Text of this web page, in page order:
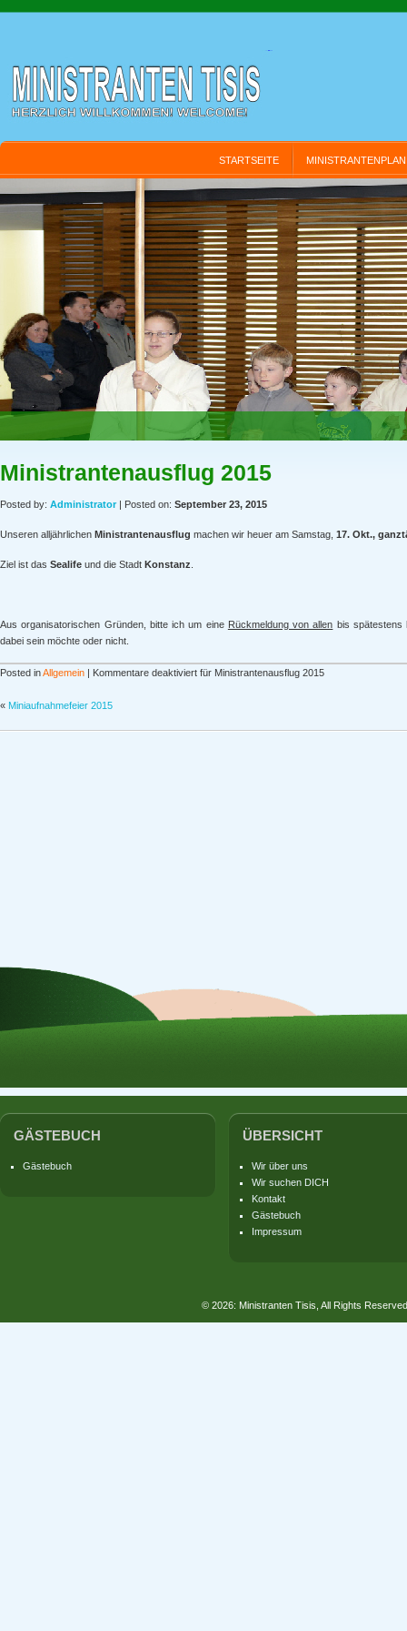
STARTSEITE MINISTRANTENPLAN
Ministrantenausflug 2015
Posted by: Administrator | Posted on: September 23, 2015
Unseren alljährlichen Ministrantenausflug machen wir heuer am Samstag, 17. Okt.,
Ziel ist das Sealife und die Stadt Konstanz
Aus organisatorischen Gründen, bitte ich um eine Rückmeldung von allen bis spätestens
dabei sein möchte oder nicht.
Posted inAllgemein | Kommentare deaktiviert für Ministrantenausflug 2015
« Miniaufnahmefeier 2015
GÄSTEBUCH
Gästebuch
ÜBERSICHT
Wir über uns
Wir suchen DICH
Kontakt
Gästebuch
Impressum
© 2026: Ministranten Tisis, All Rights